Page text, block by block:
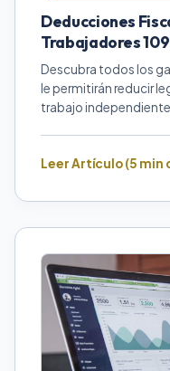
Deducciones
Trabajadores
Descubra todos los
le permitirán reducir
trabajo independiente
Leer Artículo (5 min